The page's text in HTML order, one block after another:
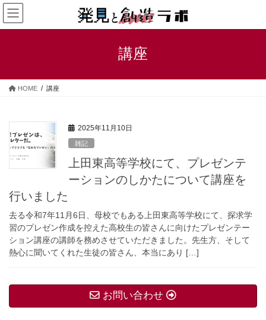
コ
ン
テ
ス
ナ
ビ
ゲ
ン
講座
HOME 講座
2025年11月10日
雑記
上田東高等学校にて、プレゼンテ
ーションのしかたについて講座を
行いました
去る令和7年11月6日、母校でもある上田東高等学校にて、探求学
習のプレゼン作成を控えた高校生の皆さんに向けたプレゼンテー
ション講座の講師を務めさせていただきました。先生方、そして
熱心に聞いてくれた生徒の皆さん、本当にあり […]
お問い合わせ